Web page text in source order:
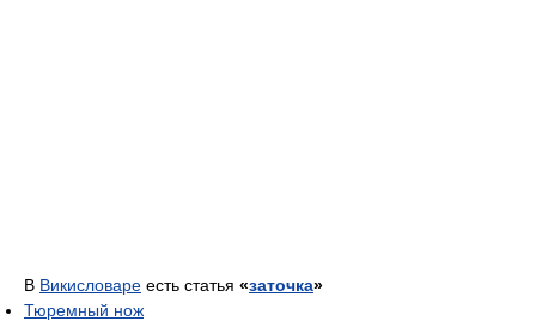
В Викисловаре есть статья «заточка»
Тюремный нож